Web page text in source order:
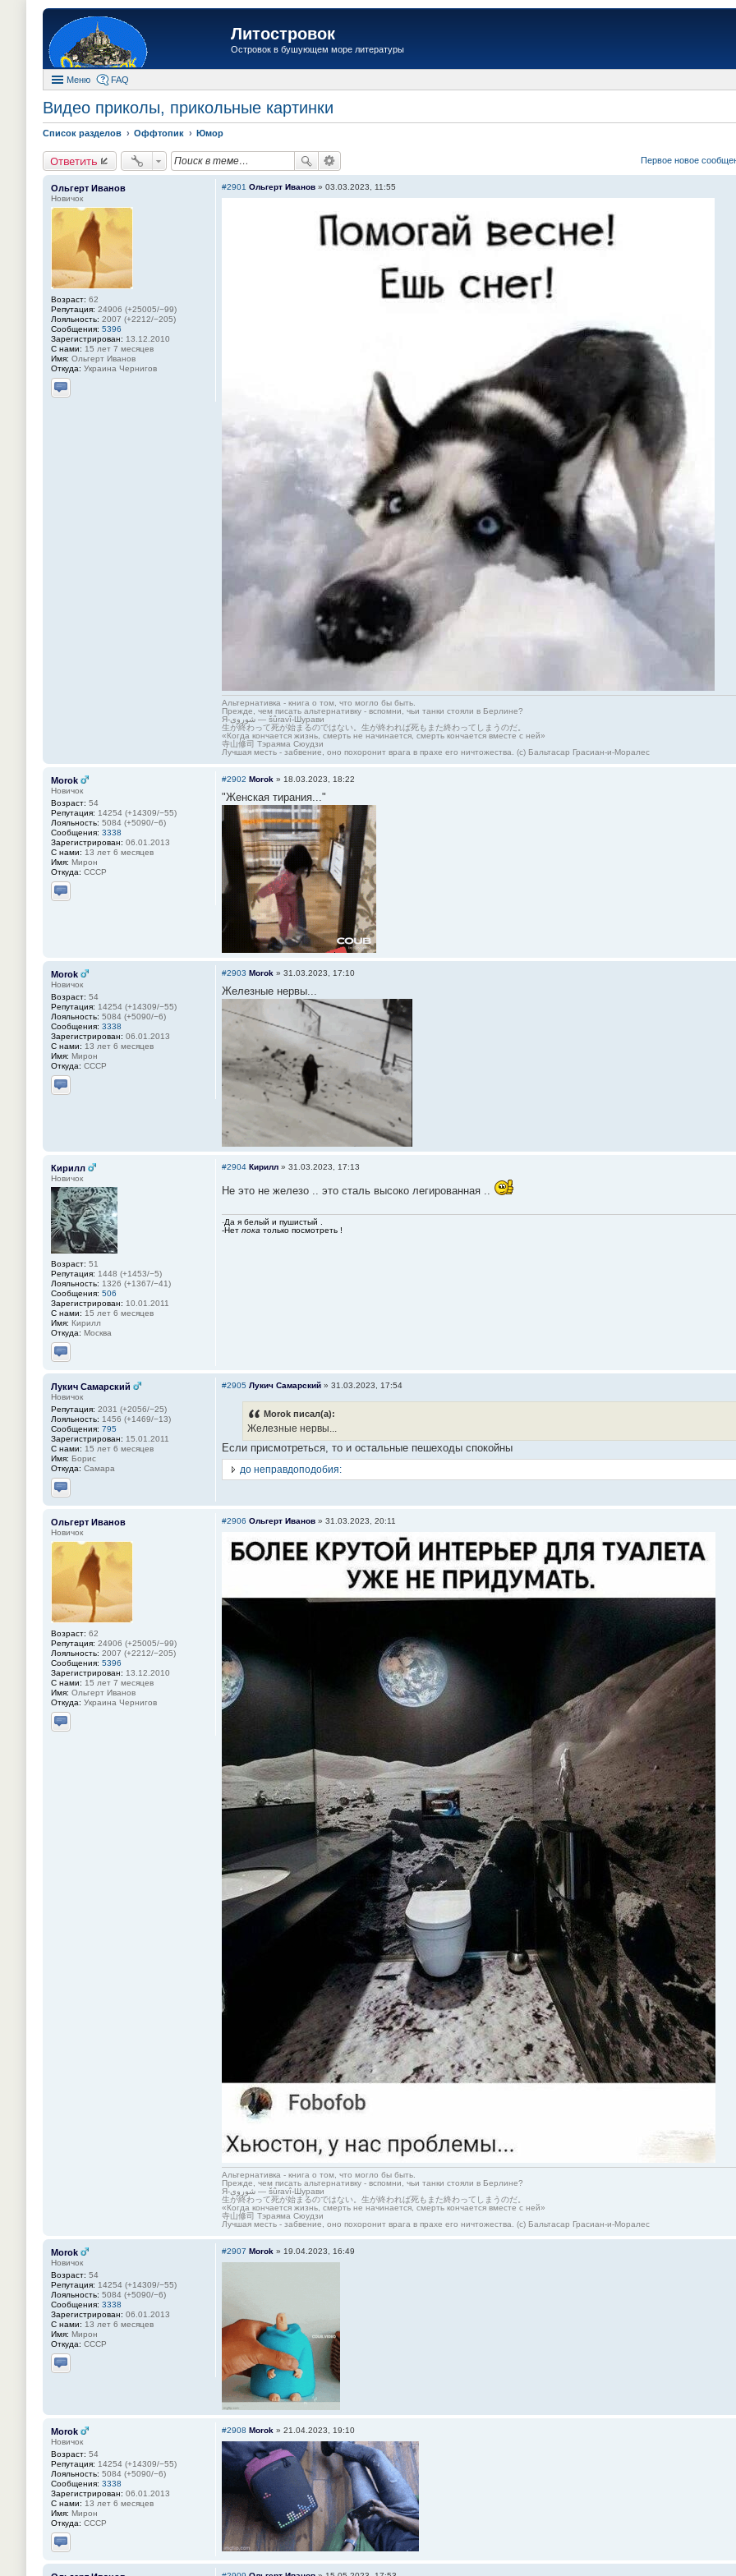
Литостровок
Островок в бушующем море литературы
Меню FAQ
Видео приколы, прикольные картинки
Список разделов Оффтопик Юмор
Ответить Первое новое
Ольгерт Иванов
Новичок
Возраст: 62
Репутация: 24906 (+25005/−99)
Лояльность: 2007 (+2212/−205)
Сообщения: 5396
Зарегистрирован: 13.12.2010
С нами: 15 лет 7 месяцев
Имя: Ольгерт Иванов
Откуда: Украина Чернигов
Отправить личное сообщение
#2901 Ольгерт Иванов » 03.03.2023, 11:55
Альтернативка - книга о том, что могло бы быть.
Прежде, чем писать альтернативку - вспомни, чьи танки стояли в Берлине?
Я-شوروی — šûravî-Шурави
生が終わって死が始まるのではない。生が終われば死もまた終わってしまうのだ。
«Когда кончается жизнь, смерть не начинается, смерть кончается вместе с ней»
寺山修司 Тэраяма Сюудзи
Лучшая месть - забвение, оно похоронит врага в прахе его ничтожества. (с) Бальтасар Грасиан-и-Моралес
Morok
Новичок
Возраст: 54
Репутация: 14254 (+14309/−55)
Лояльность: 5084 (+5090/−6)
Сообщения: 3338
Зарегистрирован: 06.01.2013
С нами: 13 лет 6 месяцев
Имя: Мирон
Откуда: СССР
Отправить личное сообщение
#2902 Morok » 18.03.2023, 18:22
"Женская тирания..."
Morok
Новичок
Возраст: 54
Репутация: 14254 (+14309/−55)
Лояльность: 5084 (+5090/−6)
Сообщения: 3338
Зарегистрирован: 06.01.2013
С нами: 13 лет 6 месяцев
Имя: Мирон
Откуда: СССР
Отправить личное сообщение
#2903 Morok » 31.03.2023, 17:10
Железные нервы...
Кирилл
Новичок
Возраст: 51
Репутация: 1448 (+1453/−5)
Лояльность: 1326 (+1367/−41)
Сообщения: 506
Зарегистрирован: 10.01.2011
С нами: 15 лет 6 месяцев
Имя: Кирилл
Откуда: Москва
Отправить личное сообщение
#2904 Кирилл » 31.03.2023, 17:13
Не это не железо .. это сталь высоко легированная ..
-Да я белый и пушистый .
-Нет пока только посмотреть !
Лукич Самарский
Новичок
Репутация: 2031 (+2056/−25)
Лояльность: 1456 (+1469/−13)
Сообщения: 795
Зарегистрирован: 15.01.2011
С нами: 15 лет 6 месяцев
Имя: Борис
Откуда: Самара
Отправить личное сообщение
#2905 Лукич Самарский » 31.03.2023, 17:54
Morok писал(а):
Железные нервы...
Если присмотреться, то и остальные пешеходы спокойны
до неправдоподобия:
Ольгерт Иванов
Новичок
Возраст: 62
Репутация: 24906 (+25005/−99)
Лояльность: 2007 (+2212/−205)
Сообщения: 5396
Зарегистрирован: 13.12.2010
С нами: 15 лет 7 месяцев
Имя: Ольгерт Иванов
Откуда: Украина Чернигов
Отправить личное сообщение
#2906 Ольгерт Иванов » 31.03.2023, 20:11
Альтернативка - книга о том, что могло бы быть.
Прежде, чем писать альтернативку - вспомни, чьи танки стояли в Берлине?
Я-شوروی — šûravî-Шурави
生が終わって死が始まるのではない。生が終われば死もまた終わってしまうのだ。
«Когда кончается жизнь, смерть не начинается, смерть кончается вместе с ней»
寺山修司 Тэраяма Сюудзи
Лучшая месть - забвение, оно похоронит врага в прахе его ничтожества. (с) Бальтасар Грасиан-и-Моралес
Morok
Новичок
Возраст: 54
Репутация: 14254 (+14309/−55)
Лояльность: 5084 (+5090/−6)
Сообщения: 3338
Зарегистрирован: 06.01.2013
С нами: 13 лет 6 месяцев
Имя: Мирон
Откуда: СССР
Отправить личное сообщение
#2907 Morok » 19.04.2023, 16:49
Morok
Новичок
Возраст: 54
Репутация: 14254 (+14309/−55)
Лояльность: 5084 (+5090/−6)
Сообщения: 3338
Зарегистрирован: 06.01.2013
С нами: 13 лет 6 месяцев
Имя: Мирон
Откуда: СССР
Отправить личное сообщение
#2908 Morok » 21.04.2023, 19:10